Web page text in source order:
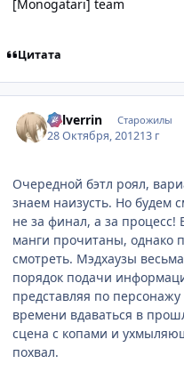
[Monogatari] team
Цитата
Valverrin Старожилы
28 Октября, 201213 г
Очередной бэтл роял,
знаем наизусть. Но будем
не за финал, а за процесс!
манги прочитаны, однако
смотреть. Мэдхаузы
порядок подачи
представляя по
времени вдаваться в
сцена с копами и
похвал.